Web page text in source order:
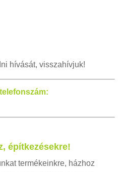
hívását, visszahívjuk!
építkezésekre!
termékeinkre, házhoz